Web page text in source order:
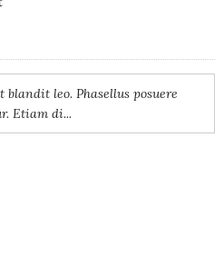
leo. Phasellus posuere
Etiam di...